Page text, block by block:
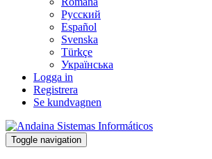
Русский
Español
Svenska
Türkçe
Українська
Logga in
Registrera
Se kundvagnen
Toggle navigation